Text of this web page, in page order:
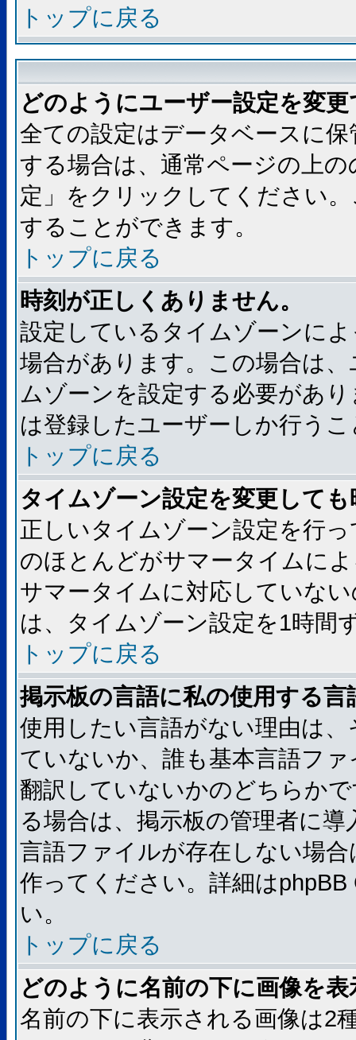
トップに戻る
どのようにユーザー設定を変
全ての設定はデータベースに
する場合は、通常ページの上
定」をクリックしてください
することができます。
トップに戻る
時刻が正しくありません。
設定しているタイムゾーンに
場合があります。この場合は
ムゾーンを設定する必要があ
は登録したユーザーしか行う
トップに戻る
タイムゾーン設定を変更して
正しいタイムゾーン設定を行
のほとんどがサマータイムに
サマータイムに対応していな
は、タイムゾーン設定を1時間
トップに戻る
掲示板の言語に私の使用する
使用したい言語がない理由は
ていないか、誰も基本言語フ
翻訳していないかのどちらか
る場合は、掲示板の管理者に
言語ファイルが存在しない場
作ってください。詳細は
い。
トップに戻る
どのように名前の下に画像を
名前の下に表示される画像は2